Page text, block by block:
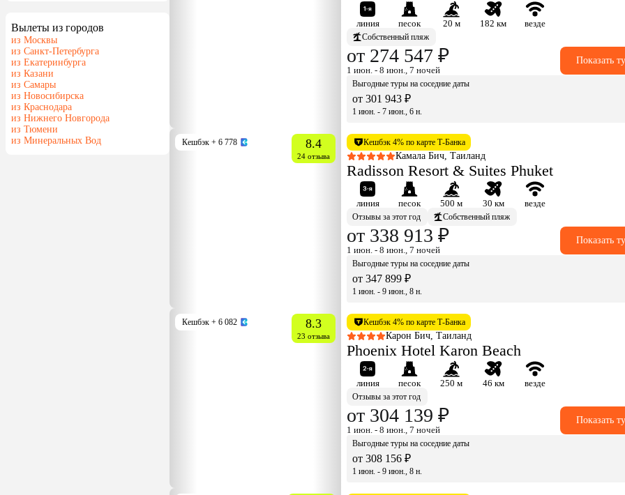
Вылеты из городов
из Москвы
из Санкт-Петербурга
из Екатеринбурга
из Казани
из Самары
из Новосибирска
из Краснодара
из Нижнего Новгорода
из Тюмени
из Минеральных Вод
линия песок 20 м 182 км
везде
Собственный пляж
от 274 547 ₽
1 июн. - 8 июн., 7 ночей
Показать
Выгодные туры на соседние даты
от 301 943 ₽
1 июн. - 7 июн., 6 н.
Кешбэк + 6 778 8.4
24 отзыва
Кешбэк 4% по карте Т-Банка
Камала Бич, Таиланд
Radisson Resort & Suites Phuket
линия песок 500 м 30 км
везде
Отзывы за этот год
Собственный пляж
от 338 913 ₽
1 июн. - 8 июн., 7 ночей
Показать
Выгодные туры на соседние даты
от 347 899 ₽
1 июн. - 9 июн., 8 н.
Кешбэк + 6 082 8.3
23 отзыва
Кешбэк 4% по карте Т-Банка
Карон Бич, Таиланд
Phoenix Hotel Karon Beach
линия песок 250 м 46 км
везде
Отзывы за этот год
от 304 139 ₽
1 июн. - 8 июн., 7 ночей
Показать
Выгодные туры на соседние даты
от 308 156 ₽
1 июн. - 9 июн., 8 н.